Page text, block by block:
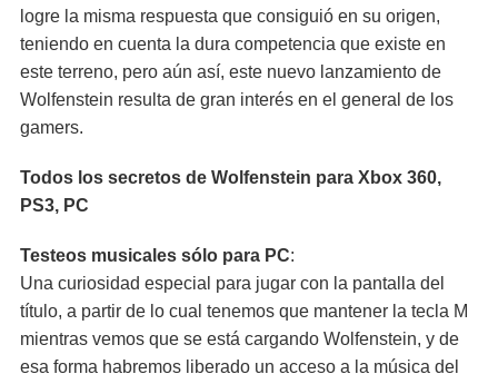
logre la misma respuesta que consiguió en su origen,
teniendo en cuenta la dura competencia que existe en
este terreno, pero aún así, este nuevo lanzamiento de
Wolfenstein resulta de gran interés en el general de los
gamers.
Todos los secretos de Wolfenstein para Xbox 360,
PS3, PC
Testeos musicales sólo para PC:
Una curiosidad especial para jugar con la pantalla del
título, a partir de lo cual tenemos que mantener la tecla M
mientras vemos que se está cargando Wolfenstein, y de
esa forma habremos liberado un acceso a la música del